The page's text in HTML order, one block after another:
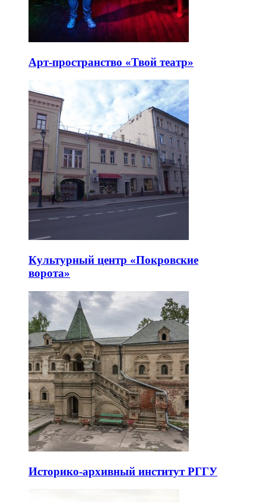
Арт-пространство «Твой театр»
Культурный центр «Покровские
ворота»
Историко-архивный институт РГГУ